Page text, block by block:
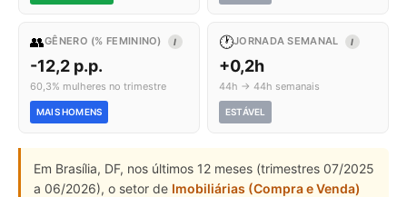
👥GÊNERO (% FEMININO) I
-12,2 p.p.
60,3% mulheres no trimestre
MAIS HOMENS
🕐JORNADA SEMANAL I
+0,2h
44h → 44h semanais
ESTÁVEL
Em Brasília, DF, nos últimos 12 meses (trimestres 07/2025
a 06/2026), o setor de Imobiliárias (Compra e Venda)